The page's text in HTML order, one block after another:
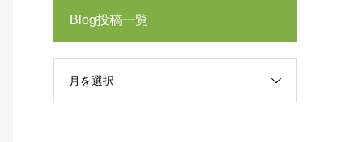
Blog投稿一覧
月を選択